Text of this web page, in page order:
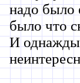
надо было
было что
И однажды